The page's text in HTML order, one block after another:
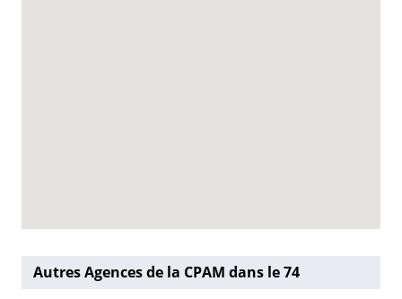
Autres Agences de la CPAM dans le 74